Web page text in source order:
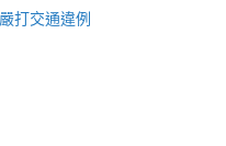
打交通違例